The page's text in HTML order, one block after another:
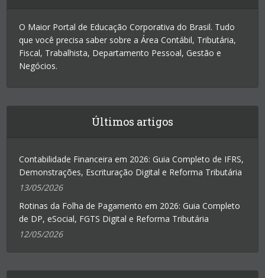
O Maior Portal de Educação Corporativa do Brasil. Tudo
que você precisa saber sobre a Área Contábil, Tributária,
Fiscal, Trabalhista, Departamento Pessoal, Gestão e
Negócios.
Últimos artigos
Contabilidade Financeira em 2026: Guia Completo de IFRS,
Demonstrações, Escrituração Digital e Reforma Tributária
13/05/2026
Rotinas da Folha de Pagamento em 2026: Guia Completo
de DP, eSocial, FGTS Digital e Reforma Tributária
12/05/2026